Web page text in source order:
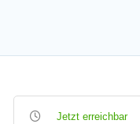
Jetzt erreichbar